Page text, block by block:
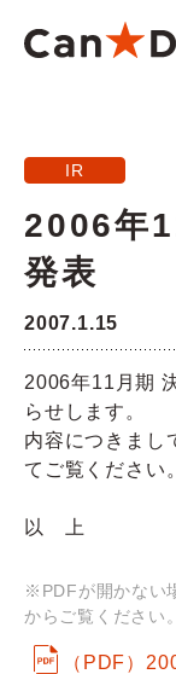
お知らせ
商品情報
公式通販
採用情報
企業情報
IR情報
Q&A
お問い
IR
2006年
発表
2007.1.15
2006年11月期
らせします。
内容につきまし
てご覧ください。
以 上
※PDFが開かない
からご覧ください。
（PDF）